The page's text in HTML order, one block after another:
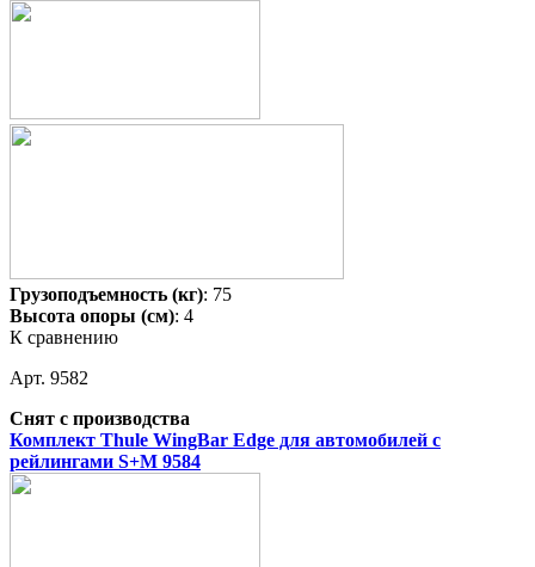
Грузоподъемность (кг): 75
Высота опоры (см): 4
К сравнению
Арт. 9582
Снят с производства
Комплект Thule WingBar Edge для автомобилей с
рейлингами S+M 9584